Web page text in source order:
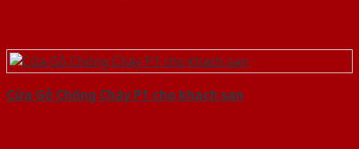
Cửa Gỗ Chống Cháy P1 cho khach san